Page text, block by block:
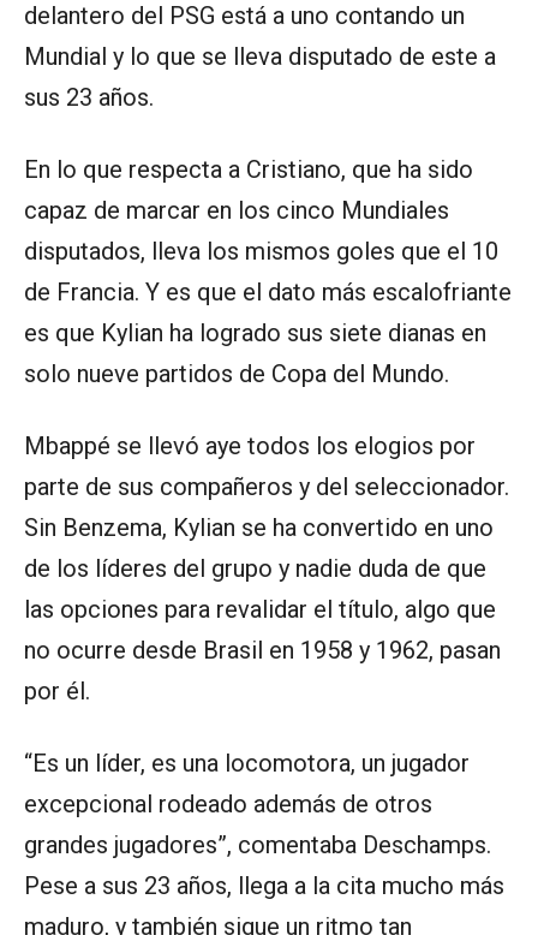
delantero del PSG está a uno contando un
Mundial y lo que se lleva disputado de este a
sus 23 años.
En lo que respecta a Cristiano, que ha sido
capaz de marcar en los cinco Mundiales
disputados, lleva los mismos goles que el 10
de Francia. Y es que el dato más escalofriante
es que Kylian ha logrado sus siete dianas en
solo nueve partidos de Copa del Mundo.
Mbappé se llevó aye todos los elogios por
parte de sus compañeros y del seleccionador.
Sin Benzema, Kylian se ha convertido en uno
de los líderes del grupo y nadie duda de que
las opciones para revalidar el título, algo que
no ocurre desde Brasil en 1958 y 1962, pasan
por él.
“Es un líder, es una locomotora, un jugador
excepcional rodeado además de otros
grandes jugadores”, comentaba Deschamps.
Pese a sus 23 años, llega a la cita mucho más
maduro, y también sigue un ritmo tan